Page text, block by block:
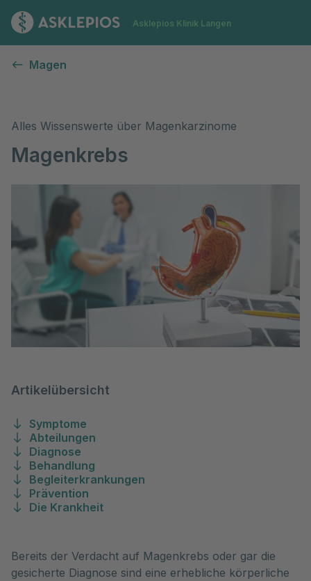
Zur Startseite
Asklepios Klinik Langen
Magen
Alles Wissenswerte über Magenkarzinome
Magenkrebs
Artikelübersicht
Symptome
Abteilungen
Diagnose
Behandlung
Begleiterkrankungen
Prävention
Die Krankheit
Bereits der Verdacht auf Magenkrebs oder gar die
gesicherte Diagnose sind eine erhebliche körperliche